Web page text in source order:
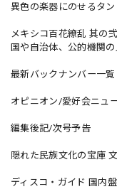
異色の楽器にのせるタ
メキシコ百花繚乱 其の
国や自治体、公的機関
最新バックナンバー一覧
オピニオン/愛好会ニュ
編集後記/次号予告
隠れた民族文化の宝庫
ディスコ・ガイド 国内